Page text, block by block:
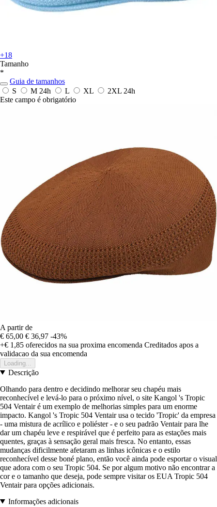
+18
Tamanho
*
Guia de tamanhos
S
M 24h L XL 2XL 24h
Este campo é obrigatório
A partir de
€ 65,00 € 36,97 -43%
+€ 1,85 oferecidos na sua proxima encomenda Creditados apos a
validacao da sua encomenda
Loading...
Descrição
Olhando para dentro e decidindo melhorar seu chapéu mais
reconhecível e levá-lo para o próximo nível, o site Kangol 's Tropic
504 Ventair é um exemplo de melhorias simples para um enorme
impacto. Kangol 's Tropic 504 Ventair usa o tecido 'Tropic' da empresa
- uma mistura de acrílico e poliéster - e o seu padrão Ventair para lhe
dar um chapéu leve e respirável que é perfeito para as estações mais
quentes, graças à sensação geral mais fresca. No entanto, essas
mudanças dificilmente afetaram as linhas icônicas e o estilo
reconhecível desse boné plano, então você ainda pode esportar o visual
que adora com o seu Tropic 504. Se por algum motivo não encontrar a
cor e o tamanho que deseja, pode sempre visitar os EUA Tropic 504
Ventair para opções adicionais.
Informações adicionais